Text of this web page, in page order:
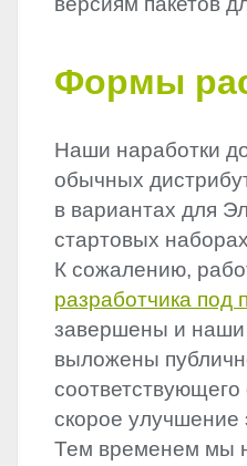
Формы
Наши наработки
обычных
в вариантах для
стартовых
К сожалению,
разработчика под
завершены и наши
выложены
скорое улучшение
Тем временем мы